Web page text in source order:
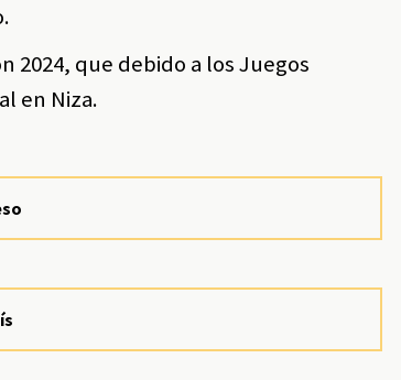
2024, que debido a los Juegos
en Niza.